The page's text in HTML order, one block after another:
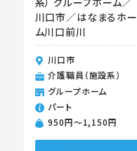
川口市／はなまるホー
ム川口前川
川口市
介護職員（施設系）
グループホーム
パート
950円〜1,150円